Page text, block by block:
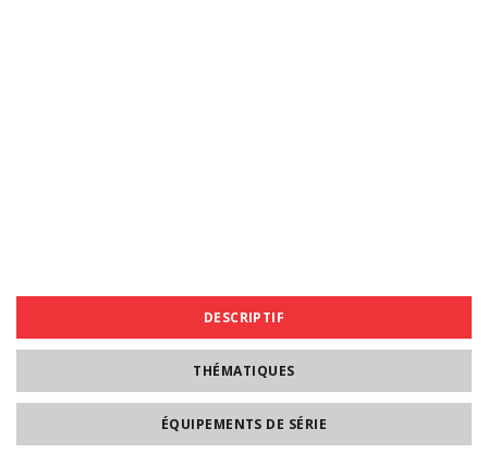
DESCRIPTIF
THÉMATIQUES
ÉQUIPEMENTS DE SÉRIE